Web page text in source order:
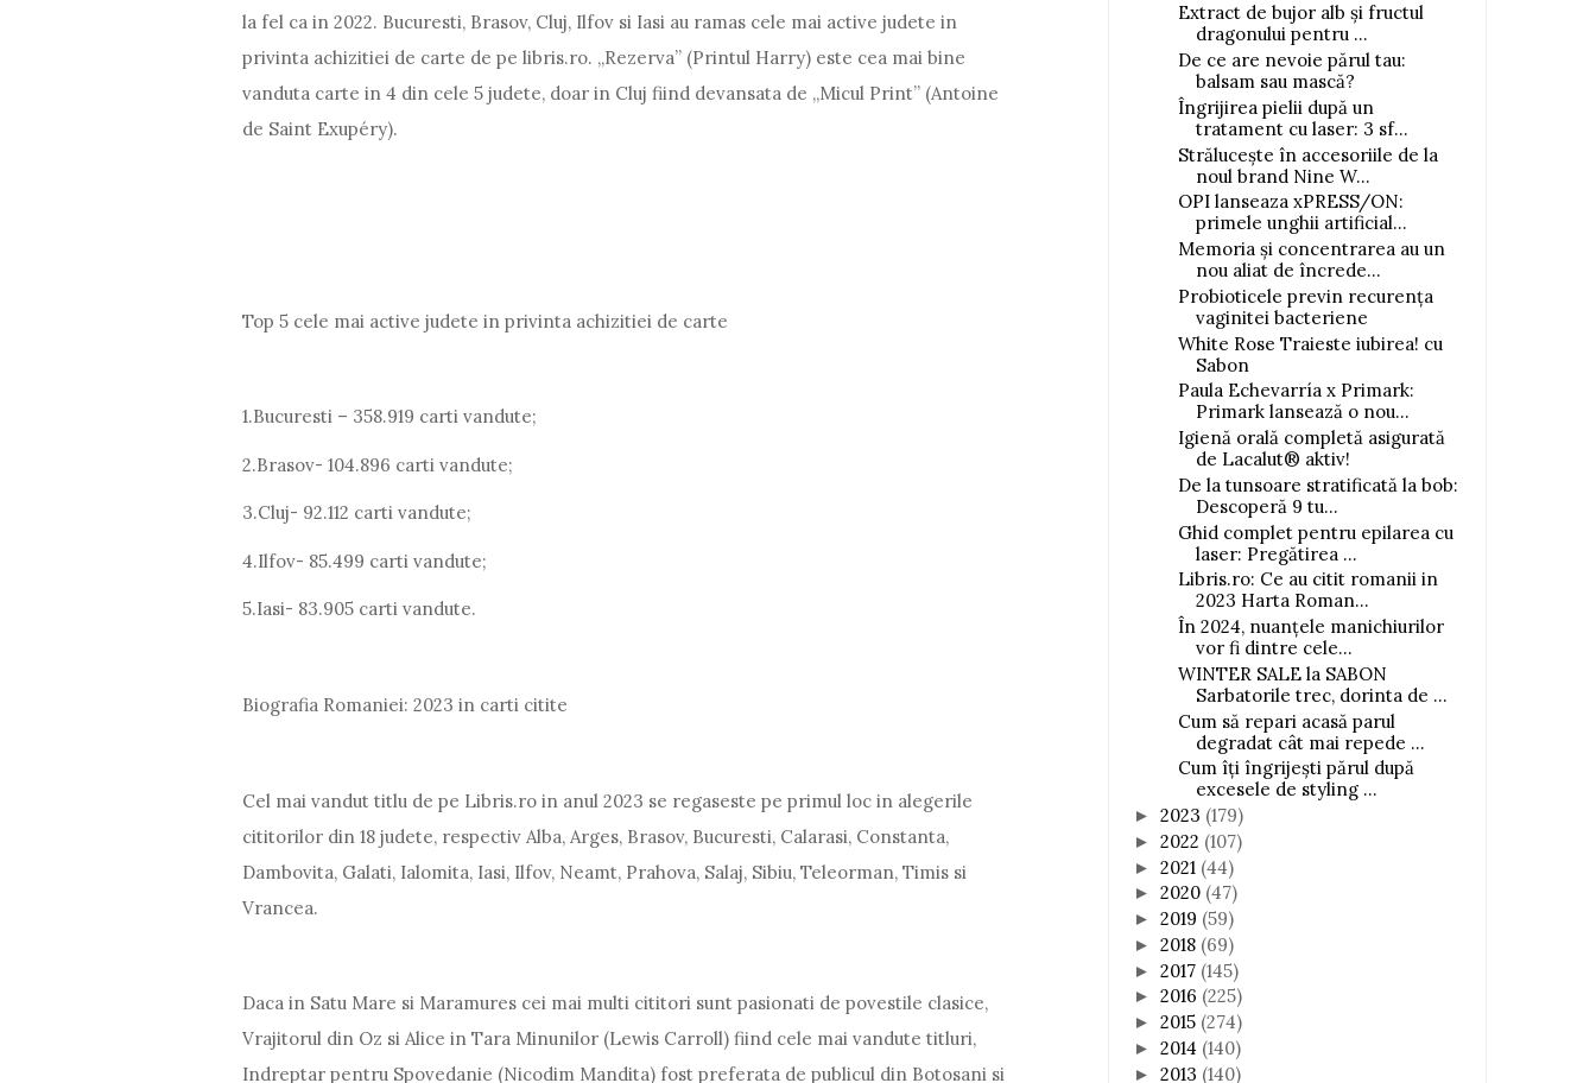
la fel ca in 2022. Bucuresti, Brasov, Cluj, Ilfov si Iasi au ramas cele mai active judete in
privinta achizitiei de carte de pe libris.ro. „Rezerva” (Printul Harry) este cea mai bine
vanduta carte in 4 din cele 5 judete, doar in Cluj fiind devansata de „Micul Print” (Antoine
de Saint Exupéry).
Top 5 cele mai active judete in privinta achizitiei de carte
1.Bucuresti – 358.919 carti vandute;
2.Brasov- 104.896 carti vandute;
3.Cluj- 92.112 carti vandute;
4.Ilfov- 85.499 carti vandute;
5.Iasi- 83.905 carti vandute.
Biografia Romaniei: 2023 in carti citite
Cel mai vandut titlu de pe Libris.ro in anul 2023 se regaseste pe primul loc in alegerile
cititorilor din 18 judete, respectiv Alba, Arges, Brasov, Bucuresti, Calarasi, Constanta,
Dambovita, Galati, Ialomita, Iasi, Ilfov, Neamt, Prahova, Salaj, Sibiu, Teleorman, Timis si
Vrancea.
Daca in Satu Mare si Maramures cei mai multi cititori sunt pasionati de povestile clasice,
Vrajitorul din Oz si Alice in Tara Minunilor (Lewis Carroll) fiind cele mai vandute titluri,
Indreptar pentru Spovedanie (Nicodim Mandita) fost preferata de publicul din Botosani si
Extract de bujor alb și fructul
dragonului pentru ...
De ce are nevoie părul tau:
balsam sau mască?
Îngrijirea pielii după un
tratament cu laser: 3 sf...
Strălucește în accesoriile de la
noul brand Nine W...
OPI lanseaza xPRESS/ON:
primele unghii artificial...
Memoria și concentrarea au un
nou aliat de încrede...
Probioticele previn recurența
vaginitei bacteriene
White Rose Traieste iubirea! cu
Sabon
Paula Echevarría x Primark:
Primark lansează o nou...
Igienă orală completă asigurată
de Lacalut® aktiv!
De la tunsoare stratificată la bob:
Descoperă 9 tu...
Ghid complet pentru epilarea cu
laser: Pregătirea ...
Libris.ro: Ce au citit romanii in
2023 Harta Roman...
În 2024, nuanțele manichiurilor
vor fi dintre cele...
WINTER SALE la SABON
Sarbatorile trec, dorinta de ...
Cum să repari acasă parul
degradat cât mai repede ...
Cum îți îngrijești părul după
excesele de styling ...
► 2023 (179)
► 2022 (107)
► 2021 (44)
► 2020 (47)
► 2019 (59)
► 2018 (69)
► 2017 (145)
► 2016 (225)
► 2015 (274)
► 2014 (140)
► 2013 (140)